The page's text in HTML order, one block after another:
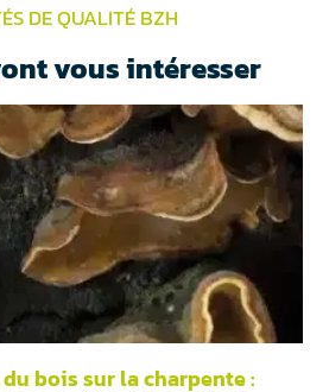
DE QUALITÉ BZH
vous intéresser
bois sur la charpente :